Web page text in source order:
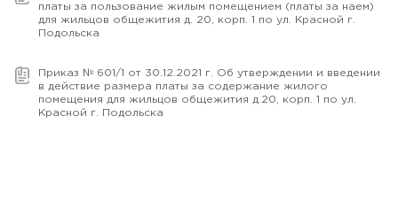
платы за пользование жилым помещением (платы за наем)
для жильцов общежития д. 20, корп. 1 по ул. Красной г.
Подольска
Приказ № 601/1 от 30.12.2021 г. Об утверждении и введении
в действие размера платы за содержание жилого
помещения для жильцов общежития д.20, корп. 1 по ул.
Красной г. Подольска